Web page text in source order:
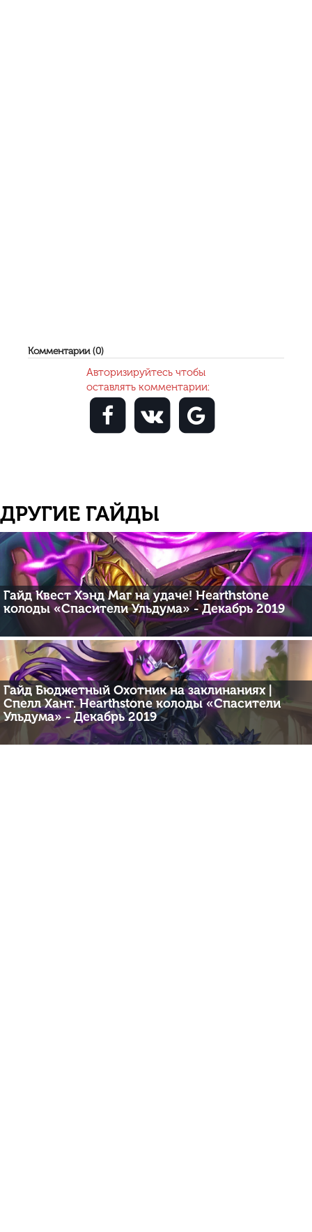
Комментарии (0)
Авторизируйтесь чтобы
оставлять комментарии:
ДРУГИЕ ГАЙДЫ
Гайд Квест Хэнд Маг на удаче! Hearthstone
колоды «Спасители Ульдума» - Декабрь 2019
Гайд Бюджетный Охотник на заклинаниях |
Спелл Хант. Hearthstone колоды «Спасители
Ульдума» - Декабрь 2019